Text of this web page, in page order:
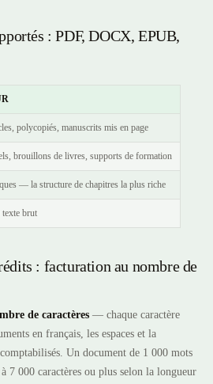
: PDF, DOCX, EPUB,
polycopiés, manuscrits mis en page
brouillons de livres, supports de formation
— la structure de chapitres la plus riche
brut
: facturation au nombre de
de caractères — chaque caractère
en français, les espaces et la
Un document de 1 000 mots
7 000 caractères ou plus selon la longueur